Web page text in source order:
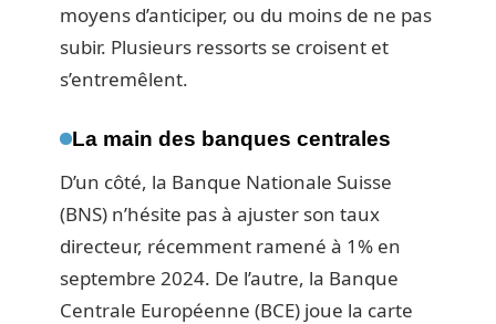
moyens d’anticiper, ou du moins de ne pas
subir. Plusieurs ressorts se croisent et
s’entremêlent.
La main des banques centrales
D’un côté, la Banque Nationale Suisse
(BNS) n’hésite pas à ajuster son taux
directeur, récemment ramené à 1% en
septembre 2024. De l’autre, la Banque
Centrale Européenne (BCE) joue la carte